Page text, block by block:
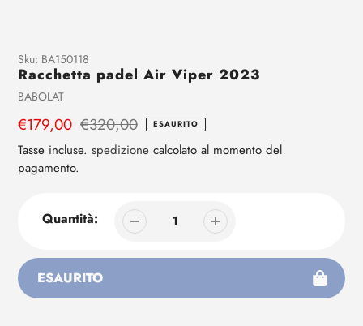
Aggiunta
di
prodotto
tuo
carrello
Sku: BA150118
Racchetta padel Air Viper 2023
Venditrice
BABOLAT
Prezzo
di
vendita
€179,00
Prezzo
regolare
€320,00 ESAURITO
Tasse incluse. spedizione calcolato al momento del
pagamento.
Quantità:
ESAURITO